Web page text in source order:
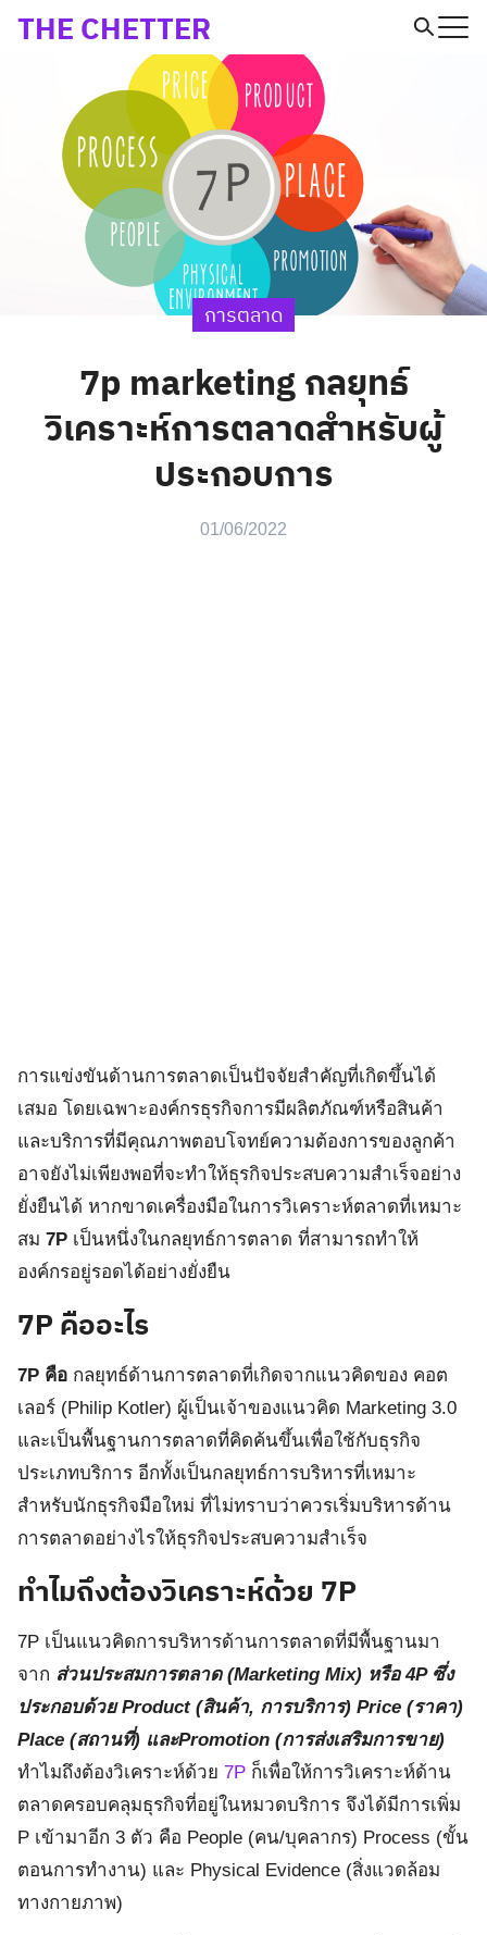
SkipTHE CHETTER
การตลาด
7p marketing กลยุทธ์
วิเคราะห์การตลาดสำหรับผู้
ประกอบการ
01/06/2022
การแข่งขันด้านการตลาดเป็นปัจจัยสำคัญที่เกิดขึ้นได้
เสมอ โดยเฉพาะองค์กรธุรกิจการมีผลิตภัณฑ์หรือสินค้า
และบริการที่มีคุณภาพตอบโจทย์ความต้องการของลูกค้า
อาจยังไม่เพียงพอที่จะทำให้ธุรกิจประสบความสำเร็จอย่าง
ยั่งยืนได้ หากขาดเครื่องมือในการวิเคราะห์ตลาดที่เหมาะ
สม 7P เป็นหนึ่งในกลยุทธ์การตลาด ที่สามารถทำให้
องค์กรอยู่รอดได้อย่างยั่งยืน
7P คืออะไร
7P คือ กลยุทธ์ด้านการตลาดที่เกิดจากแนวคิดของ คอต
เลอร์ (Philip Kotler) ผู้เป็นเจ้าของแนวคิด Marketing 3.0
และเป็นพื้นฐานการตลาดที่คิดค้นขึ้นเพื่อใช้กับธุรกิจ
ประเภทบริการ อีกทั้งเป็นกลยุทธ์การบริหารที่เหมาะ
สำหรับนักธุรกิจมือใหม่ ที่ไม่ทราบว่าควรเริ่มบริหารด้าน
การตลาดอย่างไรให้ธุรกิจประสบความสำเร็จ
ทำไมถึงต้องวิเคราะห์ด้วย 7P
7P เป็นแนวคิดการบริหารด้านการตลาดที่มีพื้นฐานมา
จาก ส่วนประสมการตลาด (Marketing Mix) หรือ 4P ซึ่ง
ประกอบด้วย Product (สินค้า, การบริการ) Price (ราคา)
Place (สถานที่) และPromotion (การส่งเสริมการขาย)
ทำไมถึงต้องวิเคราะห์ด้วย 7P ก็เพื่อให้การวิเคราะห์ด้าน
ตลาดครอบคลุมธุรกิจที่อยู่ในหมวดบริการ จึงได้มีการเพิ่ม
P เข้ามาอีก 3 ตัว คือ People (คน/บุคลากร) Process (ขั้น
ตอนการทำงาน) และ Physical Evidence (สิ่งแวดล้อม
ทางกายภาพ)